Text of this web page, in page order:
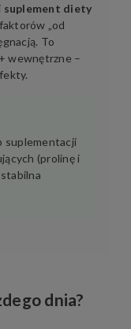
suplement diety
„od
To
wewnętrzne –
suplementacji
(prolinę i
dnia?